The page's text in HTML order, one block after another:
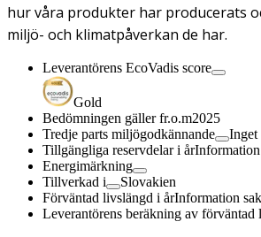
hur våra produkter har producerats
miljö- och klimatpåverkan de har.
Leverantörens EcoVadis score
Gold
Bedömningen gäller fr.o.m2025
Tredje parts miljögodkännande
Inget
Tillgängliga reservdelar i år
Energimärkning
Tillverkad i
Slovakien
Förväntad livslängd i årInformation
Leverantörens beräkning av förväntad